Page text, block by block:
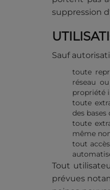
suppression
Sauf
toute
réseau
propriété
toute
des bases
toute
même
tout
Tout
prévues